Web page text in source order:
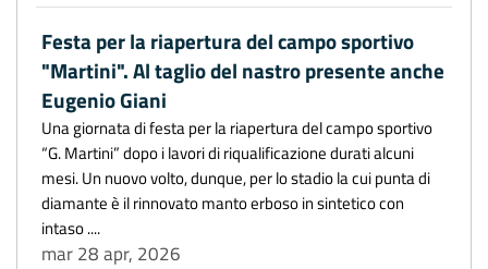
Festa per la riapertura del campo sportivo
"Martini". Al taglio del nastro presente anche
Eugenio Giani
Una giornata di festa per la riapertura del campo sportivo
“G. Martini” dopo i lavori di riqualificazione durati alcuni
mesi. Un nuovo volto, dunque, per lo stadio la cui punta di
diamante è il rinnovato manto erboso in sintetico con
intaso ....
mar 28 apr, 2026